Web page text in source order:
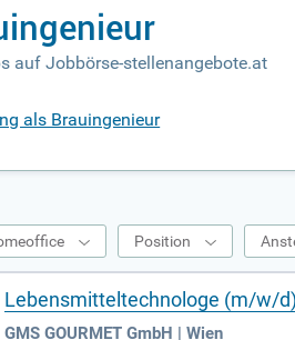
auf Jobbörse-stellenangebote.at
als Brauingenieur
Position
Lebensmitteltechnologe (m/w/d)
GMS GOURMET GmbH | Wien